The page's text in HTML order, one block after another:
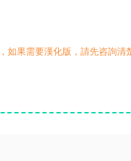
如果需要漢化版，請先咨詢清